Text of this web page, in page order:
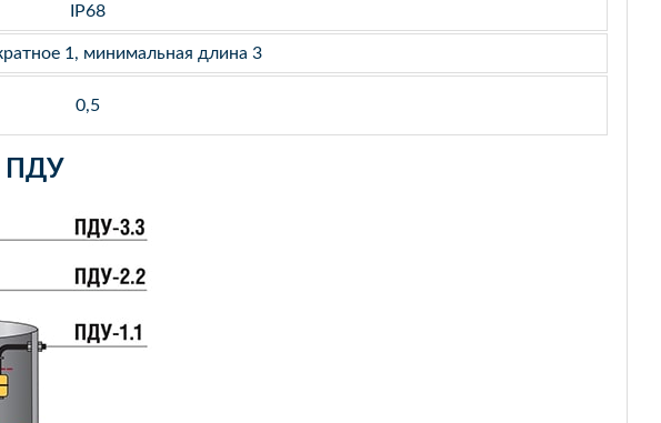
IP68
1, минимальная длина 3
0,5
ПДУ